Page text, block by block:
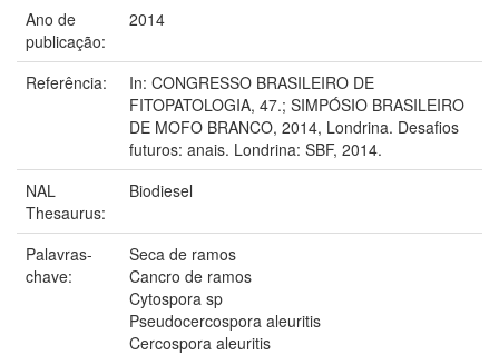
Ano de
publicação:
2014
Referência:
In: CONGRESSO BRASILEIRO DE
FITOPATOLOGIA, 47.; SIMPÓSIO BRASILEIRO
DE MOFO BRANCO, 2014, Londrina. Desafios
futuros: anais. Londrina: SBF, 2014.
NAL
Thesaurus:
Biodiesel
Palavras-
chave:
Seca de ramos
Cancro de ramos
Cytospora sp
Pseudocercospora aleuritis
Cercospora aleuritis